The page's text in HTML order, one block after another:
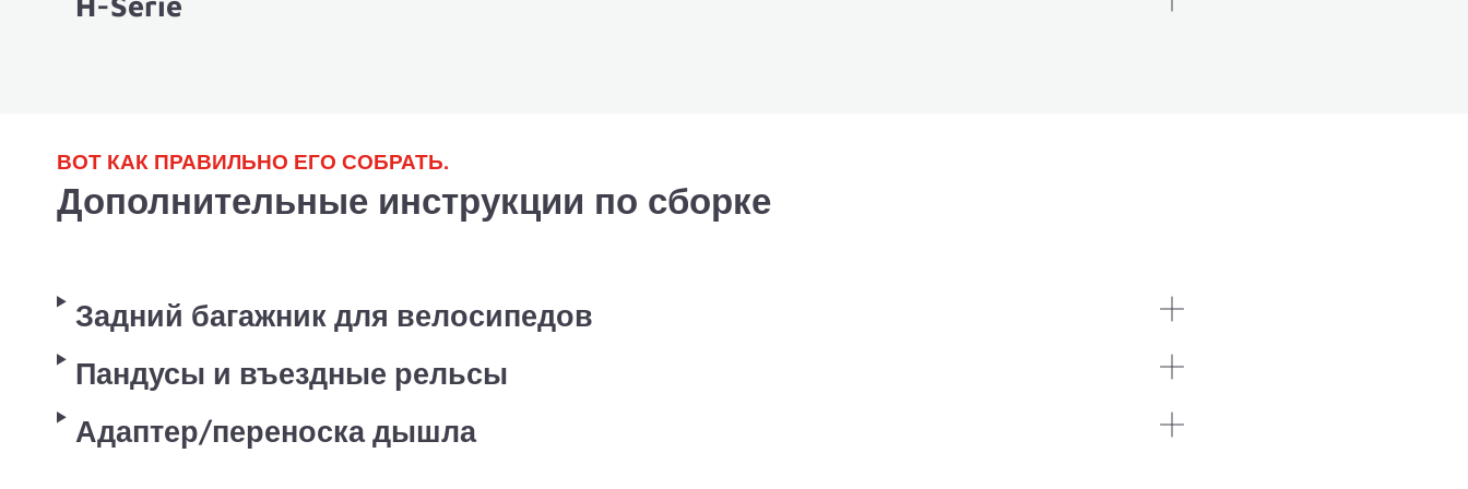
ВОТ КАК ПРАВИЛЬНО ЕГО СОБРАТЬ.
Дополнительные инструкции по сборке
Задний багажник для велосипедов
Пандусы и въездные рельсы
Адаптер/переноска дышла